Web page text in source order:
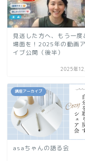
見逃した方へ、もう一度
場面を！2025年の動画
イブ公開（後半）
2025年12
講座アーカイブ
asaちゃんの語る会